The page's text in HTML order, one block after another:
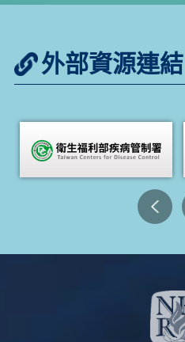
外部資源連結